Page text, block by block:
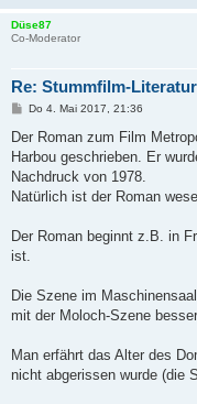
Düse87
Co-Moderator
Re: Stummfilm-Literatur
B
i
r
a
Do 4. Mai 2017, 21:36
Der Roman zum Film
Harbou geschrieben. Er
Nachdruck von 1978.
Natürlich ist der Roman
Der Roman beginnt z.B. in
ist.
Die Szene im
mit der Moloch-Szene
Man erfährt das Alter des
nicht abgerissen wurde (die